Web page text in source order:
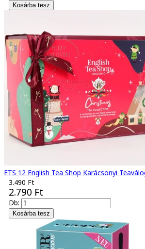
ETS 12 English Tea Shop Karácsonyi
3.490 Ft
2.790 Ft
Db: